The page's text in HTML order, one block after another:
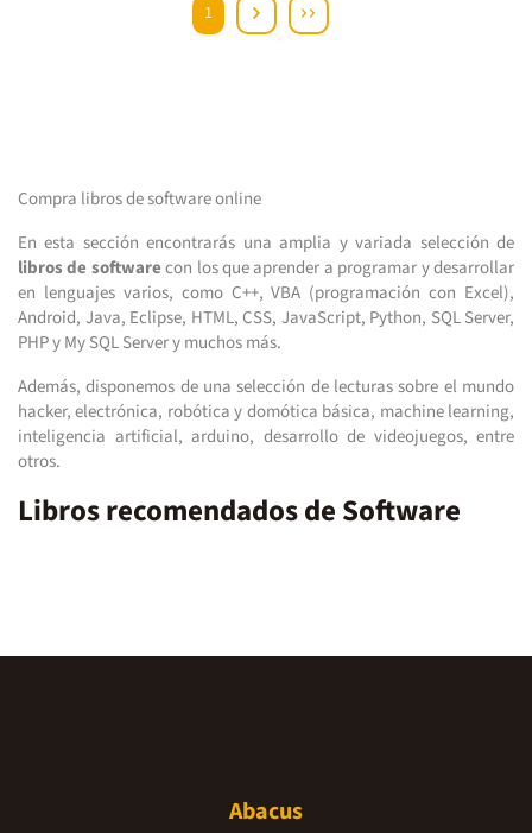
1
Compra libros de software online
En esta sección encontrarás una amplia y variada selección de
libros de softwarecon los que aprender a programar y desarrollar
en lenguajes varios, como C++, VBA (programación con Excel),
Android, Java, Eclipse, HTML, CSS, JavaScript, Python, SQL Server,
PHP y My SQL Server y muchos más.
Además, disponemos de una selección de lecturas sobre el mundo
hacker, electrónica, robótica y domótica básica, machine learning,
inteligencia artificial, arduino, desarrollo de videojuegos, entre
otros.
Libros recomendados de Software
Abacus